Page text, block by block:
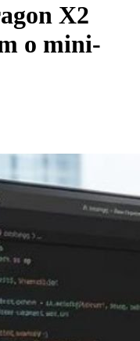
X2
o mini-